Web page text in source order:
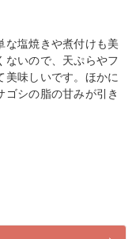
な塩焼きや煮付けも美
ないので、天ぷらやフ
美味しいです。ほかに
ゴシの脂の甘みが引き